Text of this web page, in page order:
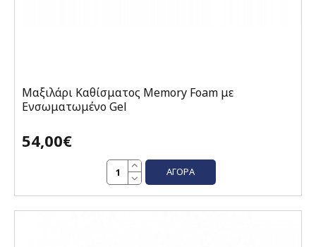
Μαξιλάρι Καθίσματος Memory Foam με
Ενσωματωμένο Gel
54,00€
ΑΓΟΡΆ